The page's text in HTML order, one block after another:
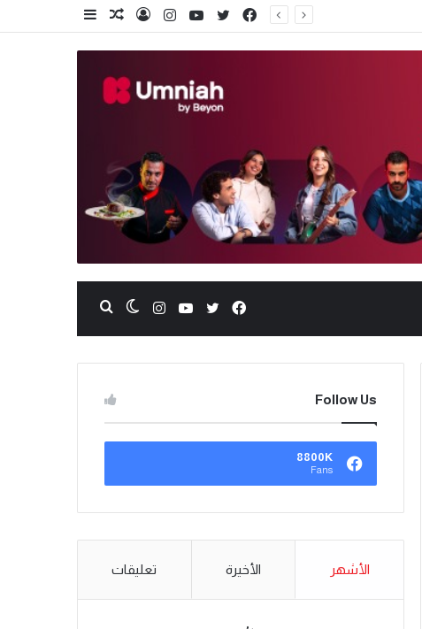
Follow Us
8800K
Fans
الأشهر الأخيرة تعليقات